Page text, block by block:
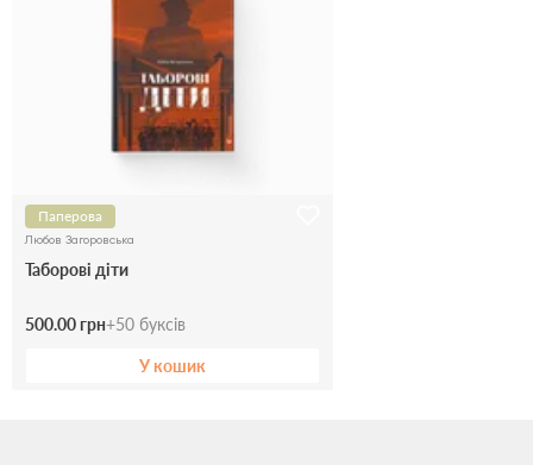
Паперова
Любов Загоровська
Таборові діти
500.00 грн+50 буксів
У кошик